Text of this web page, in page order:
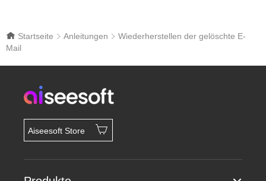
Startseite Anleitungen
Wiederherstellen der gelöschte E-
Mail
Aiseesoft Store